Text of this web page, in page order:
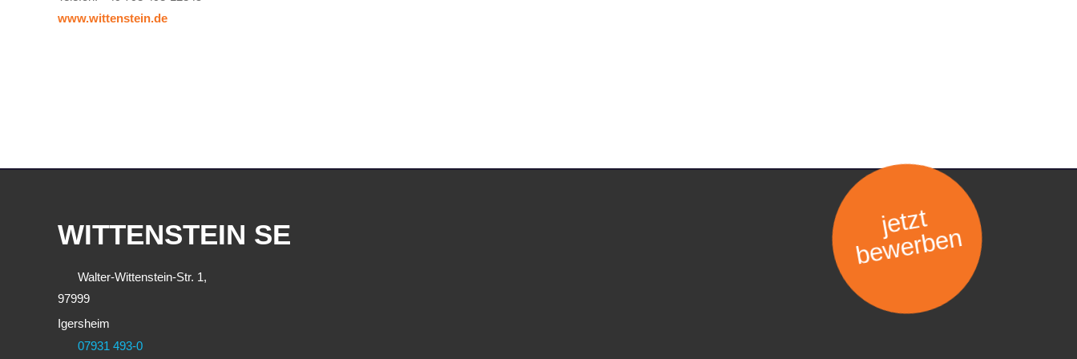
www.wittenstein.de
WITTENSTEIN SE
Walter-Wittenstein-Str. 1,
97999
Igersheim
07931 493-0
jetzt
bewerben